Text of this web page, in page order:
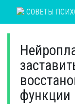
СОВЕТЫ
функции